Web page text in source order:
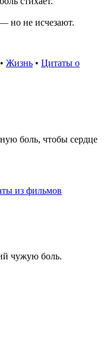
но не исчезают.
• Жизнь • Цитаты о
боль, чтобы сердце
из фильмов
чужую боль.